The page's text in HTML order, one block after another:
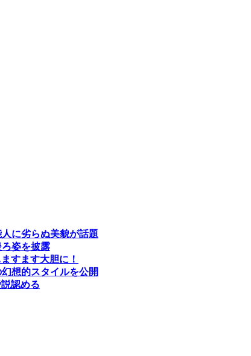
に劣らぬ美貌が話題
姿を披露
すます大胆に！
想的スタイルを公開
認める